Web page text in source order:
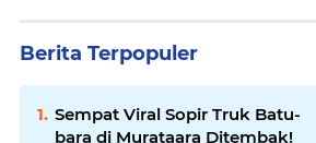
Berita Terpopuler
Sempat Viral Sopir Truk Batu-
bara di Murataara Ditembak!